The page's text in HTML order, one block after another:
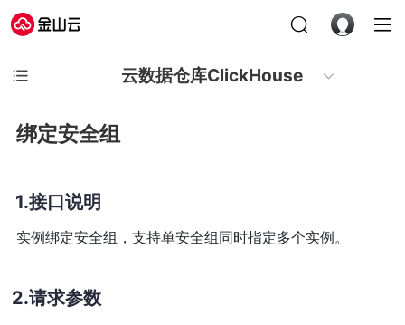
云数据仓库ClickHouse
绑定安全组
接口说明
实例绑定安全组，支持单安全组同时指定多个实例。
请求参数